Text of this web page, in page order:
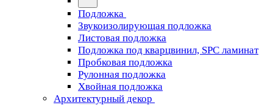
Подложка
Звукоизолирующая подложка
Листовая подложка
Подложка под кварцвинил, SPC ламинат
Пробковая подложка
Рулонная подложка
Хвойная подложка
Архитектурный декор